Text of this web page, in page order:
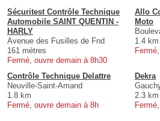
Sécuritest Contrôle Technique
Automobile SAINT QUENTIN -
HARLY
Avenue des Fusilles de Fnd
161 mètres
Fermé, ouvre demain à 8h30
Allo
Moto
1.4 km
Contrôle Technique Delattre
Neuville-Saint-Amand
1.8 km
Fermé, ouvre demain à 8h
Dekra
2.3 km